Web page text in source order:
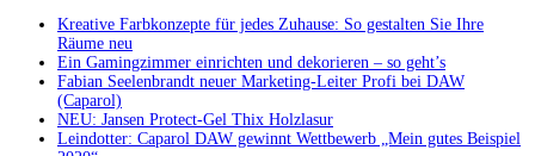
Kreative Farbkonzepte für jedes Zuhause: So gestalten Sie Ihre
Räume neu
Ein Gamingzimmer einrichten und dekorieren – so geht’s
Fabian Seelenbrandt neuer Marketing-Leiter Profi bei DAW
(Caparol)
NEU: Jansen Protect-Gel Thix Holzlasur
Leindotter: Caparol DAW gewinnt Wettbewerb „Mein gutes Beispiel